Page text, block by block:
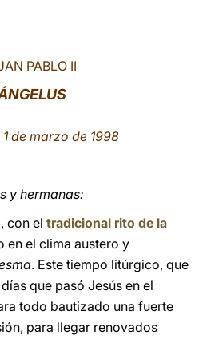
PABLO II
de marzo de 1998
y hermanas:
con el tradicional rito de la
en el clima austero y
. Este tiempo litúrgico, que
que pasó Jesús en el
todo bautizado una fuerte
para llegar renovados